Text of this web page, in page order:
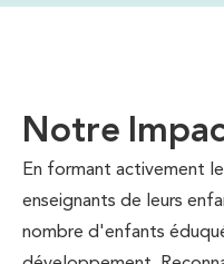
Notre
En formant activement
enseignants de leurs
nombre d'enfants